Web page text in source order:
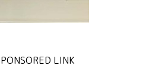
LINK